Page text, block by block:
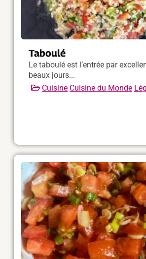
Taboulé
Le taboulé est l’entrée par
beaux jours...
Cuisine Cuisine du Monde